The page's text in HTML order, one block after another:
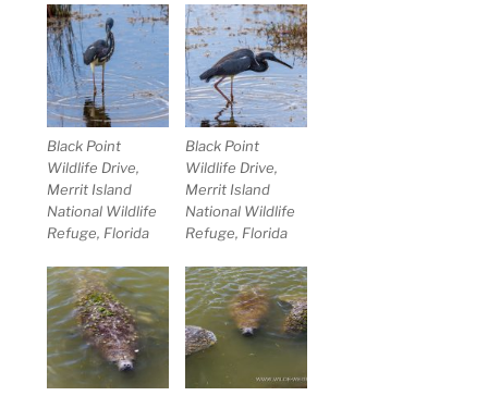
Black Point
Wildlife Drive,
Merrit Island
National Wildlife
Refuge, Florida
Black Point
Wildlife Drive,
Merrit Island
National Wildlife
Refuge, Florida